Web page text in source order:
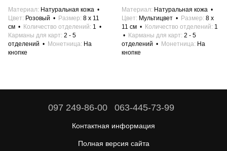
Материал
Натуральная кожа
Цвет
Розовый Размер 8 x 11
см
Количество отделений 1
Карманы для карт 2 - 5
отделений
Монетница На
кнопке
Материал
Натуральная кожа
Цвет
Мультицвет Размер 8 x
11 см
Количество отделений 1
Карманы для карт 2 - 5
отделений
Монетница На
кнопке
097 249-86-00 063-445-73-99
Контактная информация
Полная версия сайта